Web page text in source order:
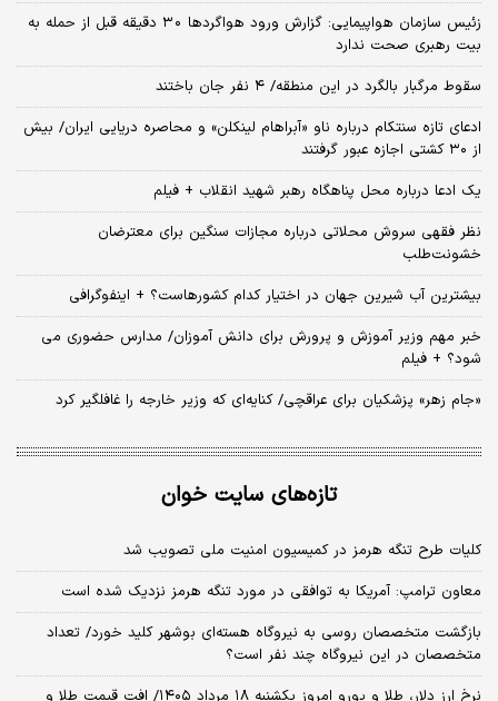
زئیس سازمان هواپیمایی: گزارش ورود هواگردها ٣٠ دقیقه قبل از حمله به
بیت رهبری صحت ندارد
سقوط مرگبار بالگرد در این منطقه/ ۴ نفر جان باختند
ادعای تازه سنتکام درباره ناو «آبراهام لینکلن» و محاصره دریایی ایران/ بیش
از ۳۰ کشتی اجازه عبور گرفتند
یک ادعا درباره محل پناهگاه‌ رهبر شهید انقلاب + فیلم
نظر فقهی سروش محلاتی درباره مجازات سنگین برای معترضان
خشونت‌طلب
بیشترین آب شیرین جهان در اختیار کدام کشورهاست؟ + اینفوگرافی
خبر مهم وزیر آموزش و پرورش برای دانش آموزان/ مدارس حضوری می
شود؟ + فیلم
«جام زهر» پزشکیان برای عراقچی/ کنایه‌ای که وزیر خارجه را غافلگیر کرد
تازه‌های سایت خوان
کلیات طرح تنگه هرمز در کمیسیون امنیت ملی تصویب شد
معاون ترامپ: آمریکا به توافقی در مورد تنگه هرمز نزدیک شده است
بازگشت متخصصان روسی به نیروگاه هسته‌ای بوشهر کلید خورد/ تعداد
متخصصان در این نیروگاه چند نفر است؟